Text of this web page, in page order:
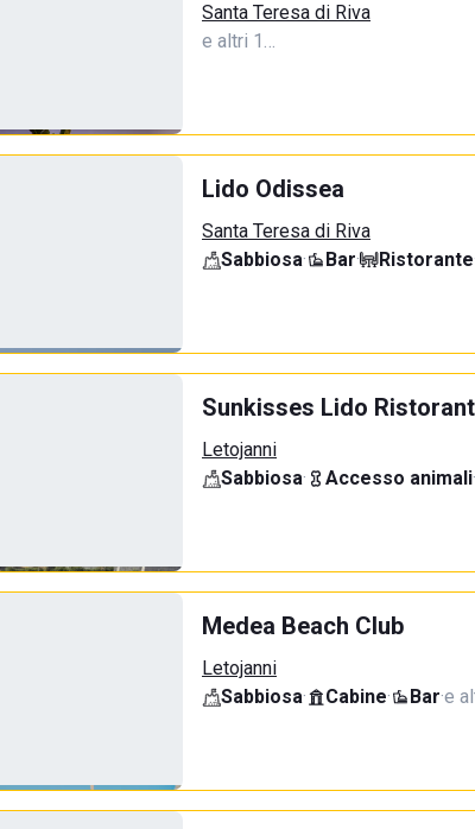
Santa Teresa di Riva
e altri 1…
Lido Odissea
Santa Teresa di Riva
Sabbiosa· Bar· Ristorante
Sunkisses Lido
Letojanni
Sabbiosa· Accesso animali·
Medea Beach Club
Letojanni
Sabbiosa· Cabine· Bar·e